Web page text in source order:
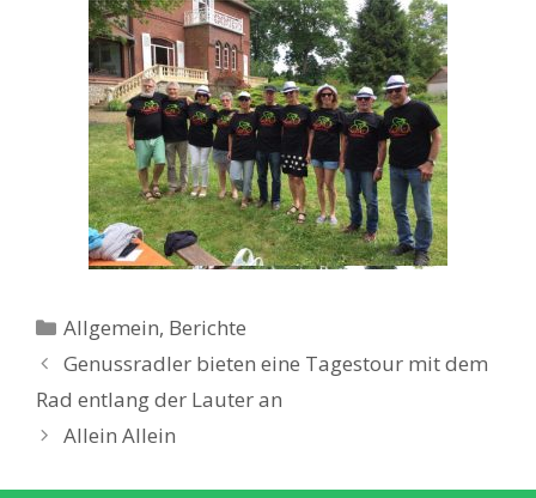
Kategorien
Allgemein, Berichte
Genussradler bieten eine Tagestour mit dem
Rad entlang der Lauter an
Allein Allein